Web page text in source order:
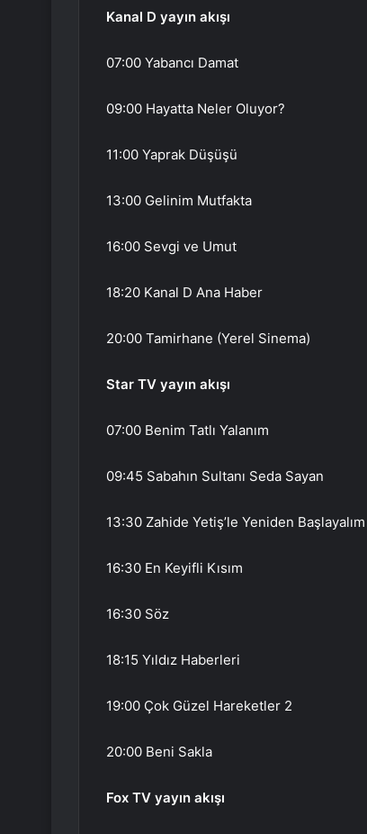
Kanal D yayın akışı
07:00 Yabancı Damat
09:00 Hayatta Neler Oluyor?
11:00 Yaprak Düşüşü
13:00 Gelinim Mutfakta
16:00 Sevgi ve Umut
18:20 Kanal D Ana Haber
20:00 Tamirhane (Yerel Sinema)
Star TV yayın akışı
07:00 Benim Tatlı Yalanım
09:45 Sabahın Sultanı Seda Sayan
13:30 Zahide Yetiş’le Yeniden Başlayalım
16:30 En Keyifli Kısım
16:30 Söz
18:15 Yıldız Haberleri
19:00 Çok Güzel Hareketler 2
20:00 Beni Sakla
Fox TV yayın akışı